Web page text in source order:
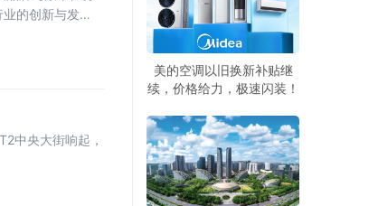
的创新与发
中央大街响起，
美的空调以旧换新补贴继
续，价格给力，极速闪装！